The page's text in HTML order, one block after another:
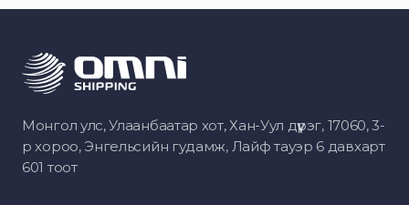
Монгол улс, Улаанбаатар хот, Хан-Уул дүүрэг, 17060, 3-
р хороо, Энгельсийн гудамж, Лайф тауэр 6 давхарт
601 тоот